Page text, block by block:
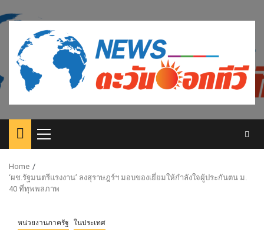
to
content
Primary
Menu
Home
‘ผช.รัฐมนตรีแรงงาน’ ลงสุราษฎร์ฯ มอบของเยี่ยมให้กำลังใจผู้ประกันตน ม.
40 ที่ทุพพลภาพ
หน่วยงานภาครัฐ ในประเทศ